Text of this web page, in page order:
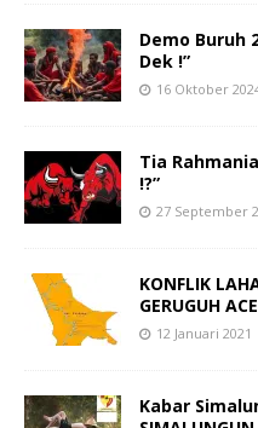
Demo Buruh
Dek !”
16 Oktober
Tia Rahmania
!?”
27 September
KONFLIK
GERUGUH
12 Januari 2021
Kabar